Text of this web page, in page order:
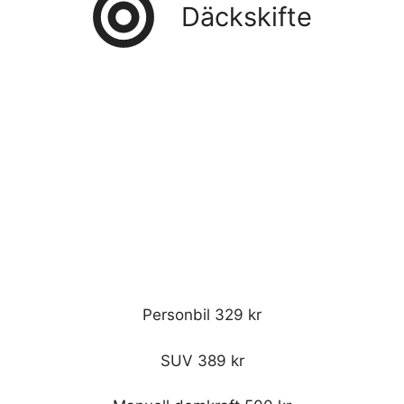
Däckskifte
Personbil 329 kr
SUV 389 kr